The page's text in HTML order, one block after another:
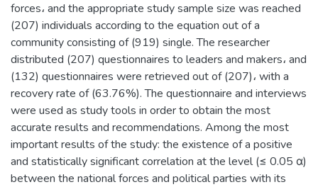
forces، and the appropriate study sample size was reached
(207) individuals according to the equation out of a
community consisting of (919) single. The researcher
distributed (207) questionnaires to leaders and makers، and
(132) questionnaires were retrieved out of (207)، with a
recovery rate of (63.76%). The questionnaire and interviews
were used as study tools in order to obtain the most
accurate results and recommendations. Among the most
important results of the study: the existence of a positive
and statistically significant correlation at the level (≤ 0.05 α)
between the national forces and political parties with its